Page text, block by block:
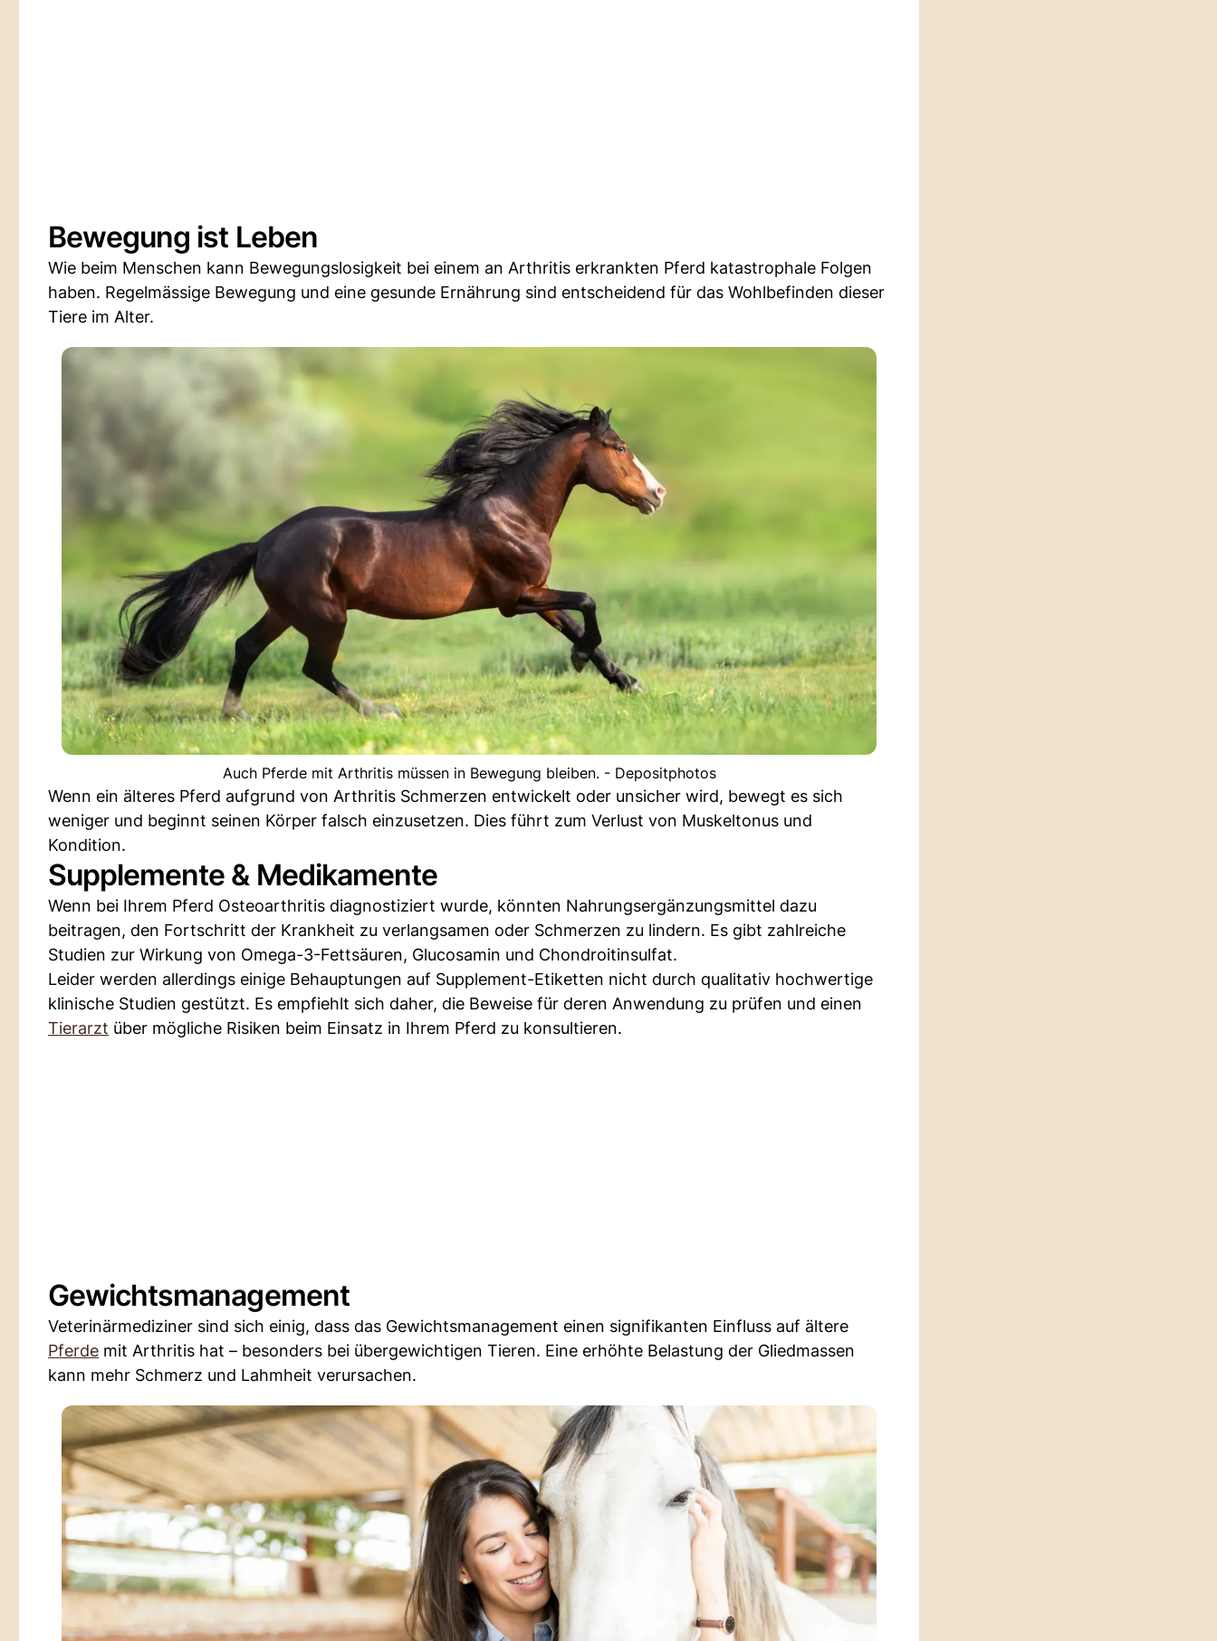
Bewegung ist Leben
Wie beim Menschen kann Bewegungslosigkeit bei einem an Arthritis erkrankten Pferd katastrophale Folgen
haben. Regelmässige Bewegung und eine gesunde Ernährung sind entscheidend für das Wohlbefinden dieser
Tiere im Alter.
Auch Pferde mit Arthritis müssen in Bewegung bleiben. - Depositphotos
Wenn ein älteres Pferd aufgrund von Arthritis Schmerzen entwickelt oder unsicher wird, bewegt es sich
weniger und beginnt seinen Körper falsch einzusetzen. Dies führt zum Verlust von Muskeltonus und
Kondition.
Supplemente & Medikamente
Wenn bei Ihrem Pferd Osteoarthritis diagnostiziert wurde, könnten Nahrungsergänzungsmittel dazu
beitragen, den Fortschritt der Krankheit zu verlangsamen oder Schmerzen zu lindern. Es gibt zahlreiche
Studien zur Wirkung von Omega-3-Fettsäuren, Glucosamin und Chondroitinsulfat.
Leider werden allerdings einige Behauptungen auf Supplement-Etiketten nicht durch qualitativ hochwertige
klinische Studien gestützt. Es empfiehlt sich daher, die Beweise für deren Anwendung zu prüfen und einen
Tierarzt über mögliche Risiken beim Einsatz in Ihrem Pferd zu konsultieren.
Gewichtsmanagement
Veterinärmediziner sind sich einig, dass das Gewichtsmanagement einen signifikanten Einfluss auf ältere
Pferde mit Arthritis hat – besonders bei übergewichtigen Tieren. Eine erhöhte Belastung der Gliedmassen
kann mehr Schmerz und Lahmheit verursachen.